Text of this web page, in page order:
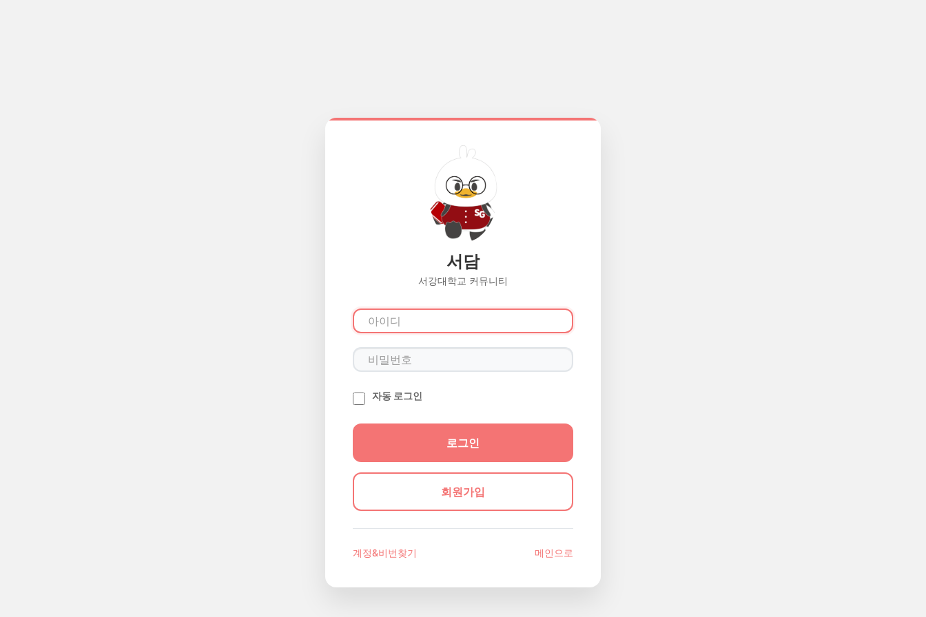
서담
서강대학교 커뮤니티
자동 로그인
회원가입
계정&비번찾기 메인으로